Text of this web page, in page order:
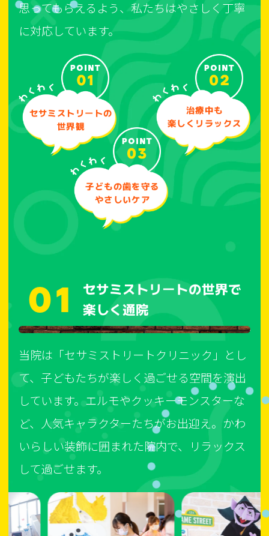
思ってもらえるよう、私たちはやさしく丁寧
に対応しています。
セサミストリートの
世界観
治療中も
楽しくリラックス
子どもの歯を守る
やさしいケア
01
セサミストリートの世界で
楽しく通院
当院は「セサミストリートクリニック」とし
て、子どもたちが楽しく過ごせる空間を演出
しています。エルモやクッキーモンスターな
ど、人気キャラクターたちがお出迎え。かわ
いらしい装飾に囲まれた院内で、リラックス
して過ごせます。